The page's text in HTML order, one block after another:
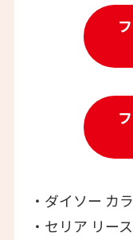
・ダイソー カ
・セリア リー